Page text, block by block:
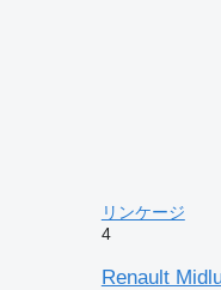
リンケージ
4
Renault